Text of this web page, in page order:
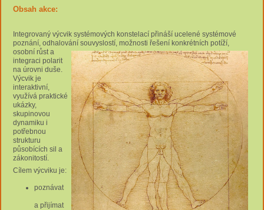
Obsah akce:
Integrovaný výcvik systémových konstelací přináší ucelené systémové
poznání, odhalování souvyslostí, možnosti řešení konkrétních potíží,
osobní růst a
integraci polarit
na úrovni duše.
Výcvik je
interaktivní,
využívá praktické
ukázky,
skupinovou
dynamiku i
potřebnou
strukturu
působících sil a
zákonitostí.
Cílem výcviku je:
poznávat
a přijímat